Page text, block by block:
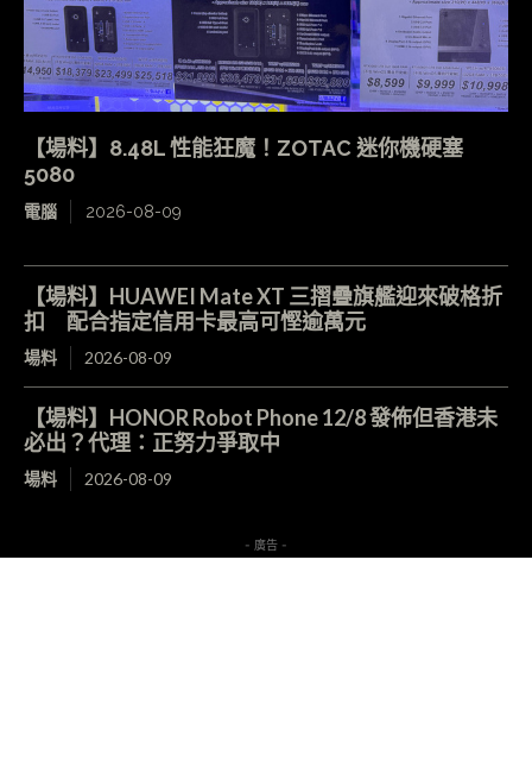
【場料】8.48L 性能狂魔！ZOTAC 迷你機硬塞
5080
電腦 2026-08-09
【場料】HUAWEI Mate XT 三摺疊旗艦迎來破格折
扣 配合指定信用卡最高可慳逾萬元
場料 2026-08-09
【場料】HONOR Robot Phone 12/8 發佈但香港未
必出？代理：正努力爭取中
場料 2026-08-09
- 廣告 -